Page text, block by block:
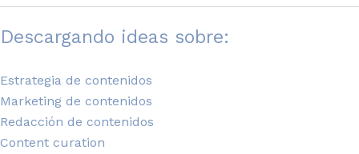
Descargando ideas sobre:
Estrategia de contenidos
Marketing de contenidos
Redacción de contenidos
Content curation